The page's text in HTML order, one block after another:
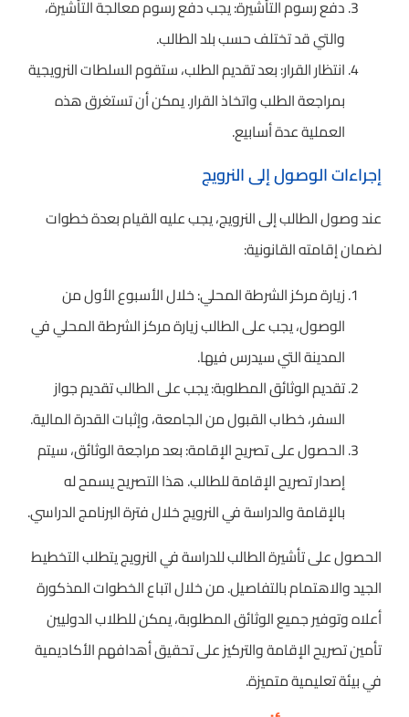
دفع رسوم التأشيرة: يجب دفع رسوم معالجة التأشيرة،
والتي قد تختلف حسب بلد الطالب.
انتظار القرار: بعد تقديم الطلب، ستقوم السلطات النرويجية
بمراجعة الطلب واتخاذ القرار. يمكن أن تستغرق هذه
العملية عدة أسابيع.
إجراءات الوصول إلى النرويج
عند وصول الطالب إلى النرويج، يجب عليه القيام بعدة خطوات
لضمان إقامته القانونية:
زيارة مركز الشرطة المحلي: خلال الأسبوع الأول من
الوصول، يجب على الطالب زيارة مركز الشرطة المحلي في
المدينة التي سيدرس فيها.
تقديم الوثائق المطلوبة: يجب على الطالب تقديم جواز
السفر، خطاب القبول من الجامعة، وإثبات القدرة المالية.
الحصول على تصريح الإقامة: بعد مراجعة الوثائق، سيتم
إصدار تصريح الإقامة للطالب. هذا التصريح يسمح له
بالإقامة والدراسة في النرويج خلال فترة البرنامج الدراسي.
الحصول على تأشيرة الطالب للدراسة في النرويج يتطلب التخطيط
الجيد والاهتمام بالتفاصيل. من خلال اتباع الخطوات المذكورة
أعلاه وتوفير جميع الوثائق المطلوبة، يمكن للطلاب الدوليين
تأمين تصريح الإقامة والتركيز على تحقيق أهدافهم الأكاديمية
في بيئة تعليمية متميزة.